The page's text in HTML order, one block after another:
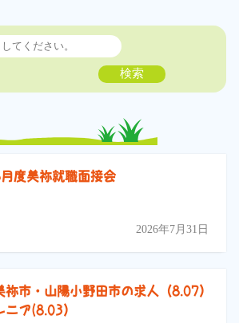
検索
度美祢就職面接会
2026年7月31日
祢市・山陽小野田市の求人（8.07）
ニア(8.03）